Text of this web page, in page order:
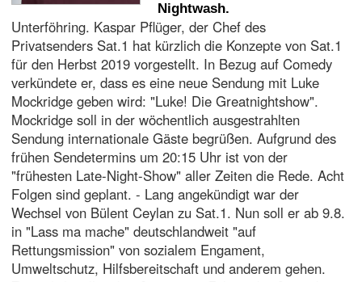
Nightwash.
Unterföhring. Kaspar Pflüger, der Chef des
Privatsenders Sat.1 hat kürzlich die Konzepte von Sat.1
für den Herbst 2019 vorgestellt. In Bezug auf Comedy
verkündete er, dass es eine neue Sendung mit Luke
Mockridge geben wird: "Luke! Die Greatnightshow".
Mockridge soll in der wöchentlich ausgestrahlten
Sendung internationale Gäste begrüßen. Aufgrund des
frühen Sendetermins um 20:15 Uhr ist von der
"frühesten Late-Night-Show" aller Zeiten die Rede. Acht
Folgen sind geplant. - Lang angekündigt war der
Wechsel von Bülent Ceylan zu Sat.1. Nun soll er ab 9.8.
in "Lass ma mache" deutschlandweit "auf
Rettungsmission" von sozialem Engament,
Umweltschutz, Hilfsbereitschaft und anderem gehen.